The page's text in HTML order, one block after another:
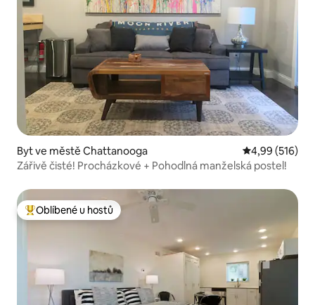
Byt ve městě Chattanooga Průměrné
4,99 (516)
Zářivě čisté! Procházkové + Pohodlná manželská postel!
Nejlepší v kategorii Oblíbené u hostů
Oblíbené u hostů